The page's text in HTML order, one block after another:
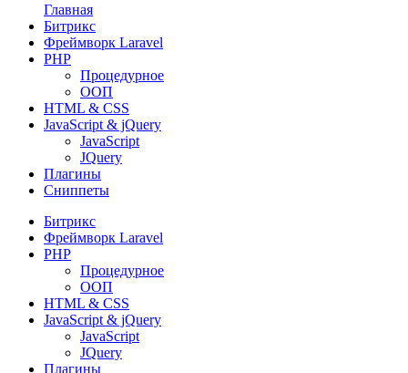
Главная
Битрикс
Фреймворк Laravel
PHP
Процедурное
ООП
HTML & CSS
JavaScript & jQuery
JavaScript
JQuery
Плагины
Сниппеты
Битрикс
Фреймворк Laravel
PHP
Процедурное
ООП
HTML & CSS
JavaScript & jQuery
JavaScript
JQuery
Плагины